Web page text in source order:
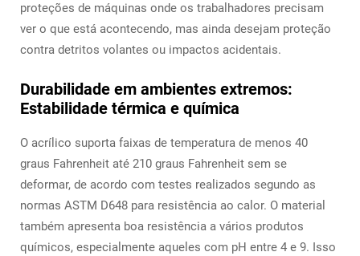
proteções de máquinas onde os trabalhadores precisam
ver o que está acontecendo, mas ainda desejam proteção
contra detritos volantes ou impactos acidentais.
Durabilidade em ambientes extremos:
Estabilidade térmica e química
O acrílico suporta faixas de temperatura de menos 40
graus Fahrenheit até 210 graus Fahrenheit sem se
deformar, de acordo com testes realizados segundo as
normas ASTM D648 para resistência ao calor. O material
também apresenta boa resistência a vários produtos
químicos, especialmente aqueles com pH entre 4 e 9. Isso